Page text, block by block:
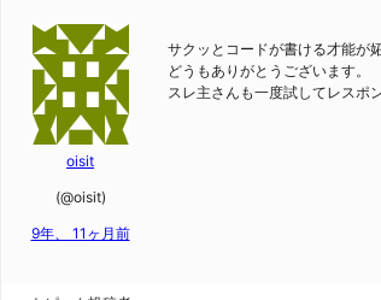
oisit
(@oisit)
9年、 11ヶ月前
サクッとコードが書ける才能が
どうもありがとうございます。
スレ主さんも一度試してレスポ